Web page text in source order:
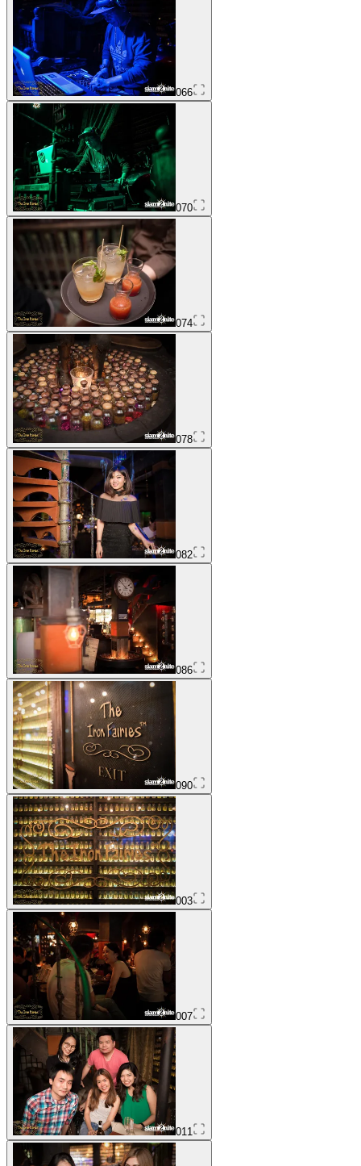
066
070
074
078
082
086
090
003
007
011